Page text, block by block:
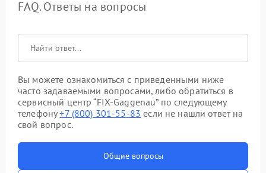
FAQ. Ответы на вопросы
Вы можете ознакомиться с приведенными ниже
часто задаваемыми вопросами, либо обратиться в
сервисный центр “FIX-Gaggenau” по следующему
телефону+7 (800) 301-55-83 если не нашли ответ на
свой вопрос.
Общие вопросы